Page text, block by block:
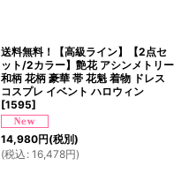
送料無料！【高級ライン】【2点セ
ット/2カラー】艶花 アシンメトリー
和柄 花柄 豪華 帯 花魁 着物 ドレス
コスプレ イベント ハロウィン
[1595]
14,980円(税別)
(税込 : 16,478円)